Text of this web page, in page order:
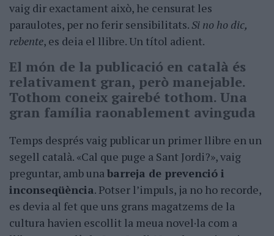
vaig dir exactament això, he censurat les
paraulotes, per no ferir sensibilitats.Si no ho dic,
rebente, es deia el llibre. Un títol adient.
El món de la publicació en català és
relativament gran, però manejable.
Tothom coneix gairebé tothom. Una
gran família raonablement avinguda
Temps després vaig publicar un primer llibre en un
segell català. «Cal que puge a Sant Jordi?», vaig
preguntar, amb unabarreja de prevenció i
inconseqüència. Potser l’impuls, ja no ho recorde,
es devia al fet que uns grans magatzems de la
cultura havien escollit la meua novel·la com a